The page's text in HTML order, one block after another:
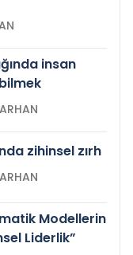
insan
Nevzat TARHAN
zihinsel zırh
Nevzat TARHAN
Modellerin
Liderlik”